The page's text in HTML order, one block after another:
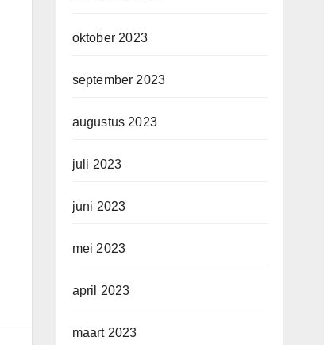
oktober 2023
september 2023
augustus 2023
juli 2023
juni 2023
mei 2023
april 2023
maart 2023